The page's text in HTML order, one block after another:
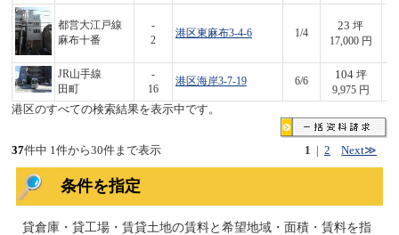
都営大江戸線
麻布十番
-
2
港区東麻布3-4-6 1/4
23 坪
17,000 円
JR山手線
田町
-
16
港区海岸3-7-19 6/6
104坪
9,975 円
港区のすべての検索結果を表示中です。
1 |2 Next≫
37件中 1件から30件まで表示
条件を指定
貸倉庫・貸工場・賃貸土地の賃料と希望地域・面積・賃料を指